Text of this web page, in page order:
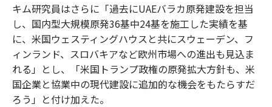
キム研究員はさらに「過去にUAEバラカ原発建設を担当
し、国内型大規模原発36基中24基を施工した実績を基
に、米国ウェスティングハウスと共にスウェーデン、フ
ィンランド、スロバキアなど欧州市場への進出も見込ま
れる」とし、「米国トランプ政権の原発拡大方針も、米
国企業と協業中の現代建設に追加的な機会をもたらすだ
ろう」と付け加えた。